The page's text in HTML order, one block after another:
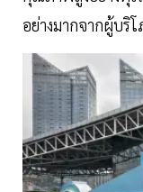
อย่างมากจากผู้บริ